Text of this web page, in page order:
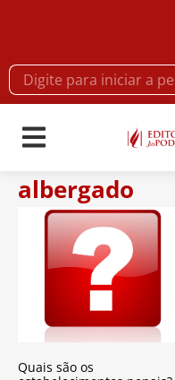
albergado
Quais são os